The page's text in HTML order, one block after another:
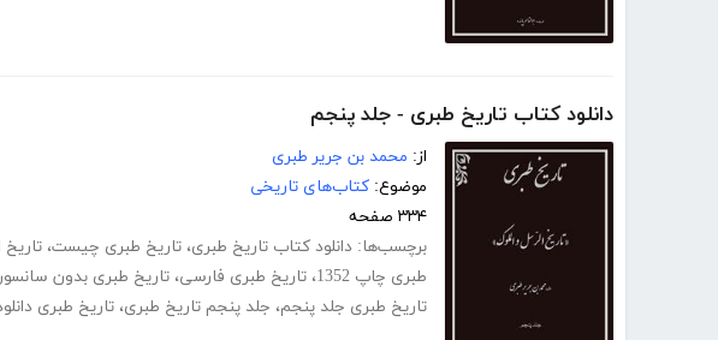
دانلود کتاب تاریخ طبری - جلد پنجم
از: محمد بن جریر طبری
موضوع: کتاب‌های تاریخی
۳۳۴ صفحه
برچسب‌ها: دانلود کتاب تاریخ طبری، تاریخ طبری چیست،
طبری چاپ 1352
، تاریخ طبری فارسی، تاریخ طبری بدون سانسور
تاریخ طبری جلد پنجم، جلد پنجم تاریخ طبری، تاریخ طبری